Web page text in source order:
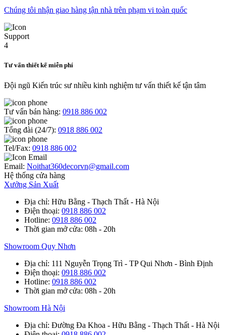
Chúng tôi nhận giao hàng tận nhà trên phạm vi toàn quốc
Tư vấn thiết kế miễn phí
Đội ngũ Kiến trúc sư nhiều kinh nghiệm tư vấn thiết kế tận tâm
Tư vấn bán hàng: 0918 886 002
Tổng đài (24/7): 0918 886 002
Tel/Fax: 0918 886 002
Email: Noithat360decorvn@gmail.com
Hệ thống cửa hàng
Xưởng Sản Xuất
Địa chỉ: Hữu Bằng - Thạch Thất - Hà Nội
Điện thoại: 0918 886 002
Hotline: 0918 886 002
Thời gian mở cửa: 08h - 20h
Showroom Quy Nhơn
Địa chỉ: 111 Nguyễn Trọng Trì - TP Qui Nhơn - Bình Định
Điện thoại: 0918 886 002
Hotline: 0918 886 002
Thời gian mở cửa: 08h - 20h
Showroom Hà Nội
Địa chỉ: Đường Đa Khoa - Hữu Bằng - Thạch Thất - Hà Nội